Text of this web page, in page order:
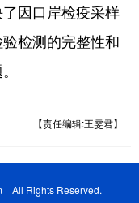
因口岸检疫采样
检测的完整性和
【责任编辑:王雯君】
All Rights Reserved.